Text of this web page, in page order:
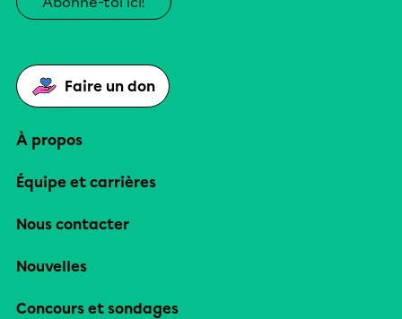
Faire un don
À propos
Équipe et carrières
Nous contacter
Nouvelles
Concours et sondages